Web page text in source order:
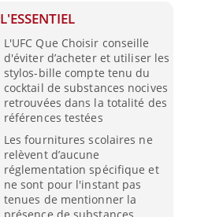
L'ESSENTIEL
L'UFC Que Choisir conseille
d'éviter d’acheter et utiliser les
stylos-bille compte tenu du
cocktail de substances nocives
retrouvées dans la totalité des
références testées
Les fournitures scolaires ne
relèvent d’aucune
réglementation spécifique et
ne sont pour l'instant pas
tenues de mentionner la